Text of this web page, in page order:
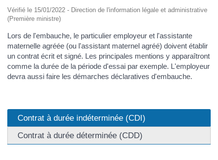
Vérifié le 15/01/2022 - Direction de l'information légale et administrative
(Première ministre)
Lors de l'embauche, le particulier employeur et l'assistante
maternelle agréée (ou l'assistant maternel agréé) doivent établir
un contrat écrit et signé. Les principales mentions y apparaîtront
comme la durée de la période d'essai par exemple. L'employeur
devra aussi faire les démarches déclaratives d'embauche.
Contrat à durée indéterminée (CDI)
Contrat à durée déterminée (CDD)